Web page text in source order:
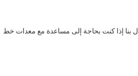
بنا إذا كنت بحاجة إلى مساعدة مع معدات خط